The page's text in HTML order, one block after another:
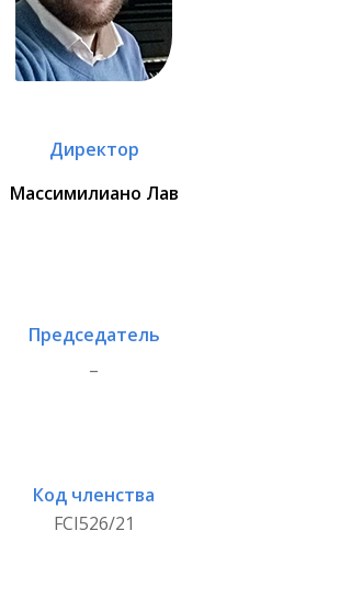
Директор
Массимилиано Лав
Председатель
Код членства
FCI526/21